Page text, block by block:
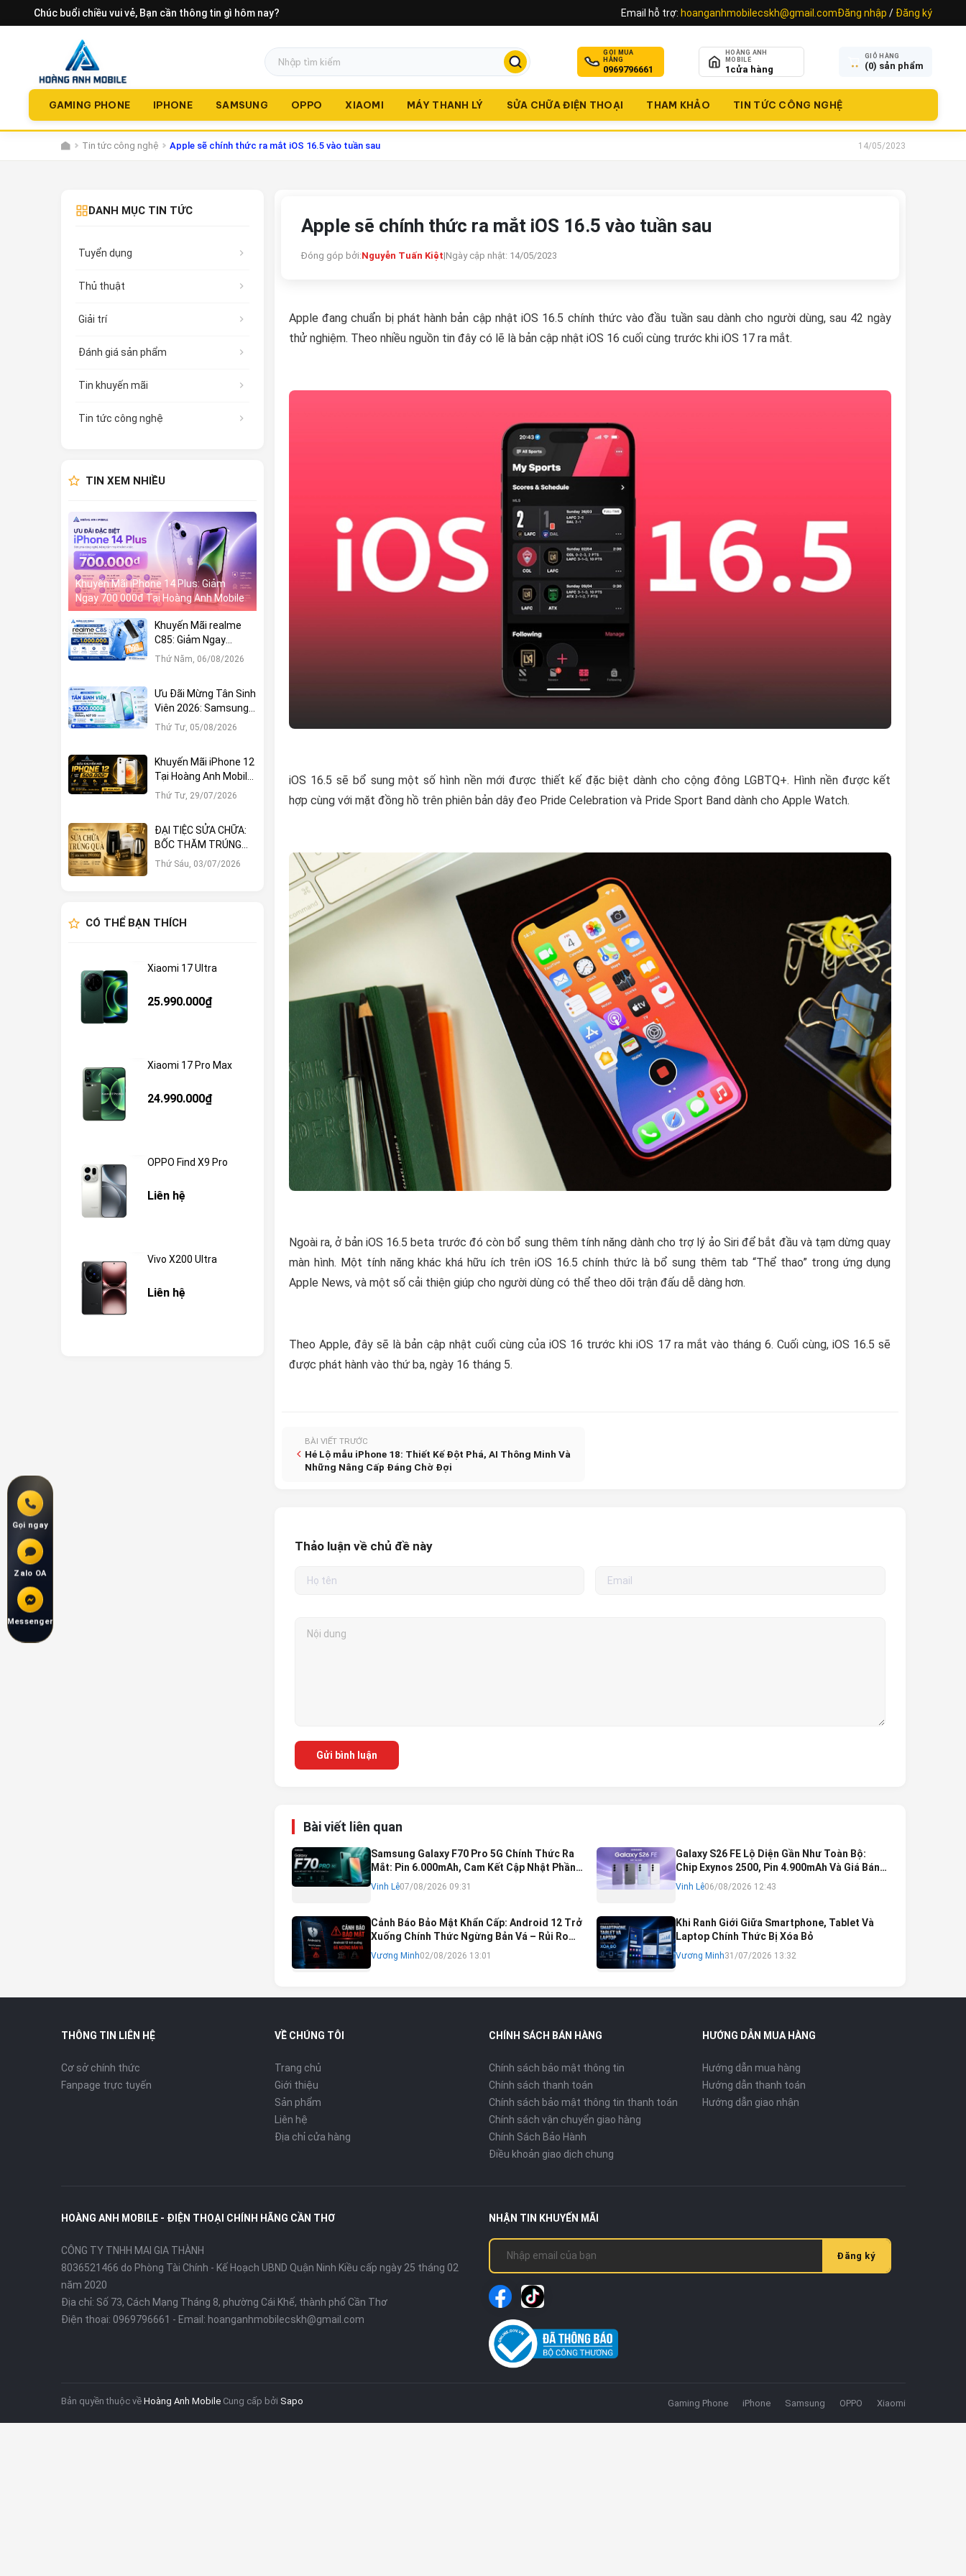
Chúc buổi chiều vui vẻ, Bạn cần thông tin gì hôm nay? Email hỗ trợ: hoanganhmobilecskh@gmail.comĐăng nhập / Đăng ký
GỌI MUA
HÀNG
0969796661
HOÀNG ANH
MOBILE
1 cửa hàng
GIỎ HÀNG
(0) sản phẩm
GAMING PHONE IPHONE SAMSUNG OPPO XIAOMI MÁY THANH LÝ SỬA CHỮA ĐIỆN THOẠI THAM KHẢO TIN TỨC CÔNG NGHỆ
Tin tức công nghệ Apple sẽ chính thức ra mắt iOS 16.5 vào tuần sau 14/05/2023
Apple sẽ chính thức ra mắt iOS 16.5 vào tuần sau
Đóng góp bởi:Nguyễn Tuấn Kiệt|Ngày cập nhật: 14/05/2023
Apple đang chuẩn bị phát hành bản cập nhật iOS 16.5 chính thức vào đầu tuần sau dành cho người dùng, sau 42 ngày
thử nghiệm. Theo nhiều nguồn tin đây có lẽ là bản cập nhật iOS 16 cuối cùng trước khi iOS 17 ra mắt.
iOS 16.5 sẽ bổ sung một số hình nền mới được thiết kế đặc biệt dành cho cộng đông LGBTQ+. Hình nền được kết
hợp cùng với mặt đồng hồ trên phiên bản dây đeo Pride Celebration và Pride Sport Band dành cho Apple Watch.
Ngoài ra, ở bản iOS 16.5 beta trước đó còn bổ sung thêm tính năng dành cho trợ lý ảo Siri để bắt đầu và tạm dừng quay
màn hình. Một tính năng khác khá hữu ích trên iOS 16.5 chính thức là bổ sung thêm tab “Thể thao” trong ứng dụng
Apple News, và một số cải thiện giúp cho người dùng có thể theo dõi trận đấu dễ dàng hơn.
Theo Apple, đây sẽ là bản cập nhật cuối cùng của iOS 16 trước khi iOS 17 ra mắt vào tháng 6. Cuối cùng, iOS 16.5 sẽ
được phát hành vào thứ ba, ngày 16 tháng 5.
BÀI VIẾT TRƯỚC
Hé Lộ mẫu iPhone 18: Thiết Kế Đột Phá, AI Thông Minh Và
Những Nâng Cấp Đáng Chờ Đợi
Thảo luận về chủ đề này
Gửi bình luận
Bài viết liên quan
Samsung Galaxy F70 Pro 5G Chính Thức Ra
Mắt: Pin 6.000mAh, Cam Kết Cập Nhật Phần
Mềm 6 Năm
Vinh Lê07/08/2026 09:31
Galaxy S26 FE Lộ Diện Gần Như Toàn Bộ:
Chip Exynos 2500, Pin 4.900mAh Và Giá Bán
Dự Kiến
Vinh Lê06/08/2026 12:43
Cảnh Báo Bảo Mật Khẩn Cấp: Android 12 Trở
Xuống Chính Thức Ngừng Bản Vá – Rủi Ro
Mất Tài Khoản Ngân Hàng & Cách Khắc Phục
Vương Minh02/08/2026 13:01
Khi Ranh Giới Giữa Smartphone, Tablet Và
Laptop Chính Thức Bị Xóa Bỏ
Vương Minh31/07/2026 13:32
DANH MỤC TIN TỨC
Tuyển dụng
Thủ thuật
Giải trí
Đánh giá sản phẩm
Tin khuyến mãi
Tin tức công nghệ
TIN XEM NHIỀU
Khuyến Mãi iPhone 14 Plus: Giảm
Ngay 700.000đ Tại Hoàng Anh Mobile
Khuyến Mãi realme
C85: Giảm Ngay
1.000.000đ Tại Hoàng
Thứ Năm, 06/08/2026
Ưu Đãi Mừng Tân Sinh
Viên 2026: Samsung
Galaxy A57 5G Giảm
Thứ Tư, 05/08/2026
Khuyến Mãi iPhone 12
Tại Hoàng Anh Mobile:
Sở Hữu Ngay Với Hàng
Thứ Tư, 29/07/2026
ĐẠI TIỆC SỬA CHỮA:
BỐC THĂM TRÚNG
LỚN – CƠ HỘI NHẬN
Thứ Sáu, 03/07/2026
CÓ THỂ BẠN THÍCH
Xiaomi 17 Ultra
25.990.000₫
Xiaomi 17 Pro Max
24.990.000₫
OPPO Find X9 Pro
Liên hệ
Vivo X200 Ultra
Liên hệ
THÔNG TIN LIÊN HỆ
Cơ sở chính thức
Fanpage trực tuyến
VỀ CHÚNG TÔI
Trang chủ
Giới thiệu
Sản phẩm
Liên hệ
Địa chỉ cửa hàng
CHÍNH SÁCH BÁN HÀNG
Chính sách bảo mật thông tin
Chính sách thanh toán
Chính sách bảo mật thông tin thanh toán
Chính sách vận chuyển giao hàng
Chính Sách Bảo Hành
Điều khoản giao dịch chung
HƯỚNG DẪN MUA HÀNG
Hướng dẫn mua hàng
Hướng dẫn thanh toán
Hướng dẫn giao nhận
HOÀNG ANH MOBILE - ĐIỆN THOẠI CHÍNH HÃNG CẦN THƠ
CÔNG TY TNHH MAI GIA THÀNH
8036521466 do Phòng Tài Chính - Kế Hoạch UBND Quận Ninh Kiều cấp ngày 25 tháng 02
năm 2020
Địa chỉ: Số 73, Cách Mạng Tháng 8, phường Cái Khế, thành phố Cần Thơ
Điện thoại: 0969796661 - Email: hoanganhmobilecskh@gmail.com
NHẬN TIN KHUYẾN MÃI
Đăng ký
Bản quyền thuộc về Hoàng Anh Mobile Cung cấp bởi Sapo Gaming Phone iPhone Samsung OPPO Xiaomi
Gọi ngay
Zalo OA
Messenger